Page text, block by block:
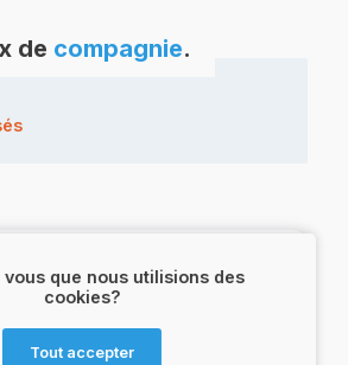
que nous utilisions des
cookies?
Tout accepter
de compagnie.